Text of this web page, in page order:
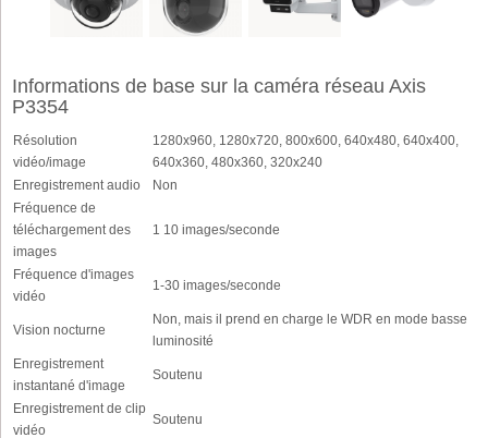
Informations de base sur la caméra réseau Axis
P3354
Résolution
vidéo/image
1280x960, 1280x720, 800x600, 640x480, 640x400,
640x360, 480x360, 320x240
Enregistrement audio
Non
Fréquence de
téléchargement des
images
1 10 images/seconde
Fréquence d'images
vidéo
1-30 images/seconde
Vision nocturne
Non, mais il prend en charge le WDR en mode basse
luminosité
Enregistrement
instantané d'image
Soutenu
Enregistrement de clip
vidéo
Soutenu